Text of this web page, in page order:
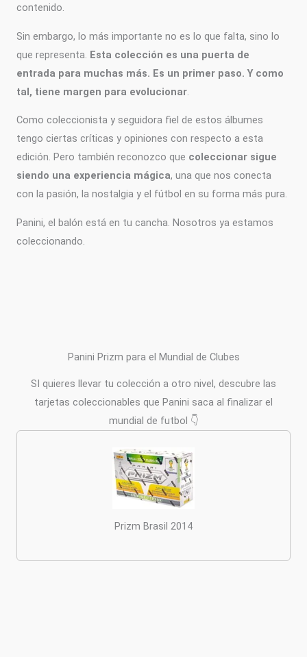
contenido.
Sin embargo, lo más importante no es lo que falta, sino lo
que representa. Esta colección es una puerta de
entrada para muchas más. Es un primer paso. Y como
tal, tiene margen para evolucionar.
Como coleccionista y seguidora fiel de estos álbumes
tengo ciertas críticas y opiniones con respecto a esta
edición. Pero también reconozco que coleccionar sigue
siendo una experiencia mágica, una que nos conecta
con la pasión, la nostalgia y el fútbol en su forma más pura.
Panini, el balón está en tu cancha. Nosotros ya estamos
coleccionando.
Panini Prizm para el Mundial de Clubes
SI quieres llevar tu colección a otro nivel, descubre las
tarjetas coleccionables que Panini saca al finalizar el
mundial de futbol 👇
Prizm Brasil 2014